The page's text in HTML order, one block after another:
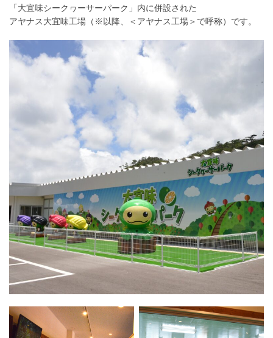
「大宜味シークヮーサーパーク」内に併設された
アヤナス大宜味工場（※以降、＜アヤナス工場＞で呼称）です。